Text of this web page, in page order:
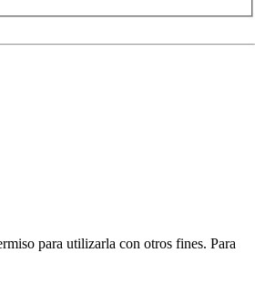
para utilizarla con otros fines. Para